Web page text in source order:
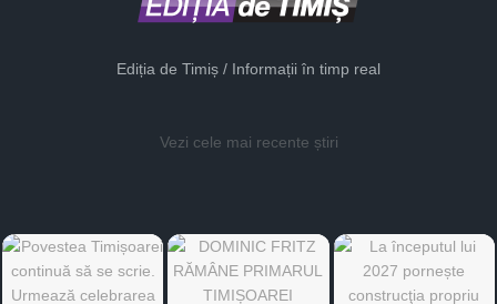
Ediția de Timiș / Informații în timp real
Vezi cele mai recente știri